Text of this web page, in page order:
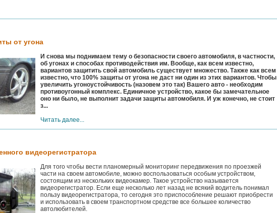
от угона
И снова мы поднимаем тему о безопасности своего автомобиля, в частности,
об угонах и способах противодействия им. Вообще, как всем известно,
вариантов защитить свой автомобиль существует множество. Также как всем
известно, что 100% защиты от угона не даст ни один из этих вариантов. Чтобы
увеличить угоноустойчивость (назовем это так) Вашего авто - необходим
противоугонный комплекс. Единичное устройство, какое бы замечательное
оно ни было, не выполнит задачи защиты автомобиля. И уж конечно, не стоит
з...
Читать далее...
видеорегистратора
Для того чтобы вести планомерный мониторинг передвижения по проезжей
части на своем автомобиле, можно воспользоваться особым устройством,
состоящим из нескольких видеокамер. Такое устройство называется
видеорегистратор. Если еще несколько лет назад не всякий водитель понимал
пользу видеорегистратора, то сегодня это приспособление решают приобрести
и использовать в своем транспортном средстве все большее количество
автолюбителей.